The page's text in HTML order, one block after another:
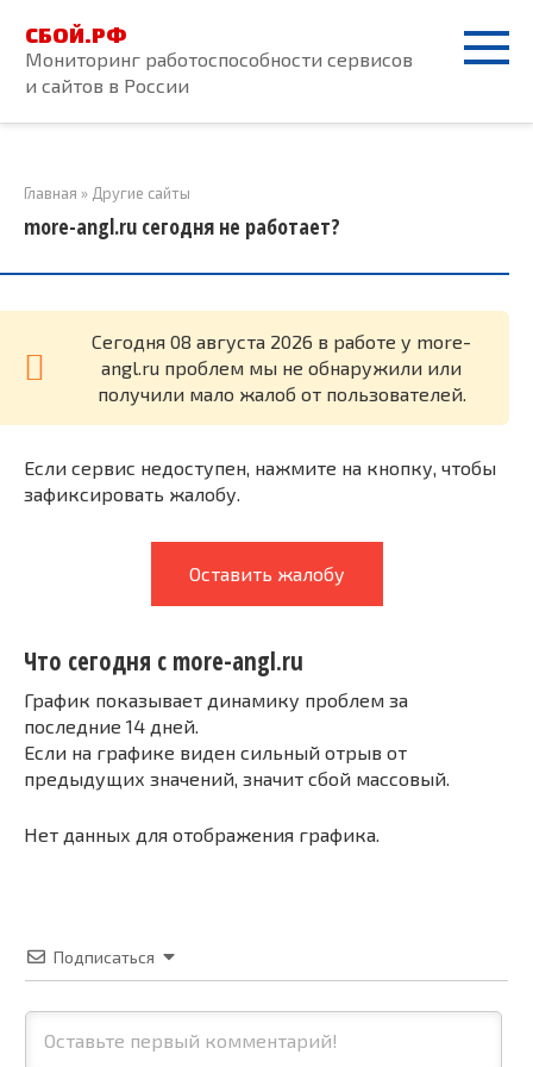
контенту
СБОЙ.РФ
Мониторинг работоспособности сервисов
и сайтов в России
Главная » Другие сайты
more-angl.ru сегодня не работает?
Cегодня 08 августа 2026 в работе у more-
angl.ru проблем мы не обнаружили или
получили мало жалоб от пользователей.
Если сервис недоступен, нажмите на кнопку, чтобы
зафиксировать жалобу.
Оставить жалобу
Что сегодня с more-angl.ru
График показывает динамику проблем за
последние 14 дней.
Если на графике виден сильный отрыв от
предыдущих значений, значит сбой массовый.
Нет данных для отображения графика.
Подписаться